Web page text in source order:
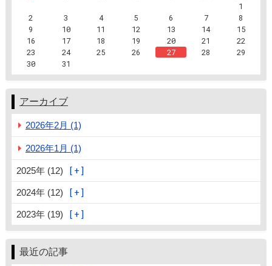
1
2
3 4 5 6 7
8
9
10 11 12 13 14
15
16
17 18 19 20 21
22
23
24 25 26 27 28
29
30
31
アーカイブ
2026年2月 (1)
2026年1月 (1)
2025年 (12)
2024年 (12)
2023年 (19)
最近の記事